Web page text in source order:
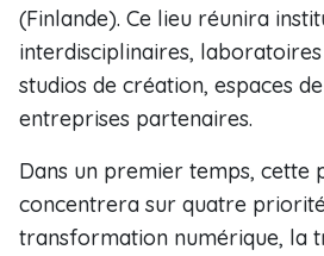
(Finlande). Ce lieu réunira
interdisciplinaires,
studios de création, espaces
entreprises partenaires.
Dans un premier temps, cette
concentrera sur quatre
transformation numérique, la